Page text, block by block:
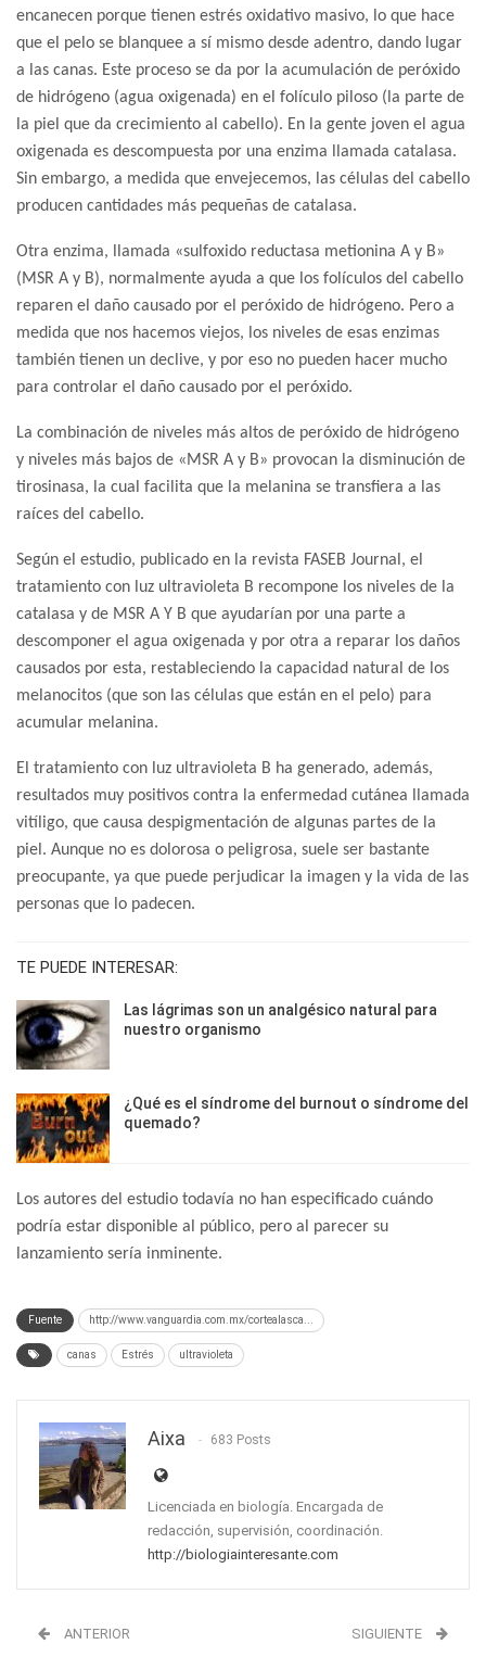
encanecen porque tienen estrés oxidativo masivo, lo que hace
que el pelo se blanquee a sí mismo desde adentro, dando lugar
a las canas. Este proceso se da por la acumulación de peróxido
de hidrógeno (agua oxigenada) en el folículo piloso (la parte de
la piel que da crecimiento al cabello). En la gente joven el agua
oxigenada es descompuesta por una enzima llamada catalasa.
Sin embargo, a medida que envejecemos, las células del cabello
producen cantidades más pequeñas de catalasa.
Otra enzima, llamada «sulfoxido reductasa metionina A y B»
(MSR A y B), normalmente ayuda a que los folículos del cabello
reparen el daño causado por el peróxido de hidrógeno. Pero a
medida que nos hacemos viejos, los niveles de esas enzimas
también tienen un declive, y por eso no pueden hacer mucho
para controlar el daño causado por el peróxido.
La combinación de niveles más altos de peróxido de hidrógeno
y niveles más bajos de «MSR A y B» provocan la disminución de
tirosinasa, la cual facilita que la melanina se transfiera a las
raíces del cabello.
Según el estudio, publicado en la revista FASEB Journal, el
tratamiento con luz ultravioleta B recompone los niveles de la
catalasa y de MSR A Y B que ayudarían por una parte a
descomponer el agua oxigenada y por otra a reparar los daños
causados por esta, restableciendo la capacidad natural de los
melanocitos (que son las células que están en el pelo) para
acumular melanina.
El tratamiento con luz ultravioleta B ha generado, además,
resultados muy positivos contra la enfermedad cutánea llamada
vitíligo, que causa despigmentación de algunas partes de la
piel. Aunque no es dolorosa o peligrosa, suele ser bastante
preocupante, ya que puede perjudicar la imagen y la vida de las
personas que lo padecen.
TE PUEDE INTERESAR:
Las lágrimas son un analgésico natural para
nuestro organismo
¿Qué es el síndrome del burnout o síndrome del
quemado?
Los autores del estudio todavía no han especificado cuándo
podría estar disponible al público, pero al parecer su
lanzamiento sería inminente.
Fuente http://www.vanguardia.com.mx/cortealasca...
canas Estrés ultravioleta
Aixa 683 Posts
Licenciada en biología. Encargada de
redacción, supervisión, coordinación.
http://biologiainteresante.com
ANTERIOR SIGUIENTE